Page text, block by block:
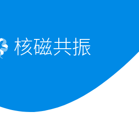
核磁共振